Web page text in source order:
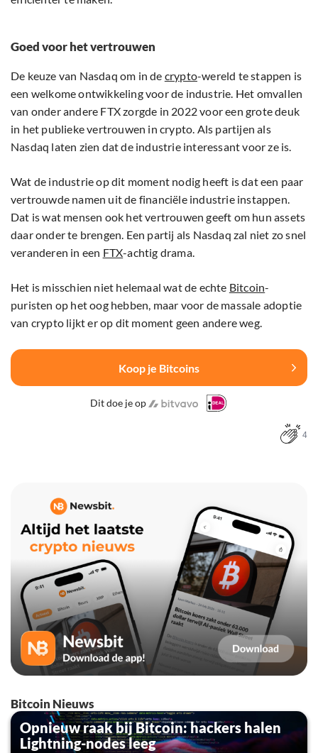
Goed voor het vertrouwen
De keuze van Nasdaq om in de crypto-wereld te stappen is
een welkome ontwikkeling voor de industrie. Het omvallen
van onder andere FTX zorgde in 2022 voor een grote deuk
in het publieke vertrouwen in crypto. Als partijen als
Nasdaq laten zien dat de industrie interessant voor ze is.
Wat de industrie op dit moment nodig heeft is dat een paar
vertrouwde namen uit de financiële industrie instappen.
Dat is wat mensen ook het vertrouwen geeft om hun assets
daar onder te brengen. Een partij als Nasdaq zal niet zo snel
veranderen in een FTX-achtig drama.
Het is misschien niet helemaal wat de echte Bitcoin-
puristen op het oog hebben, maar voor de massale adoptie
van crypto lijkt er op dit moment geen andere weg.
Koop je Bitcoins
Dit doe je op
4
Bitcoin Nieuws
Opnieuw raak bij Bitcoin: hackers halen
Lightning-nodes leeg